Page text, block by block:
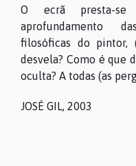
O ecrã presta-se
aprofundamento
filosóficas do pintor,
desvela? Como é que
oculta? A todas (as
JOSÉ GIL, 2003